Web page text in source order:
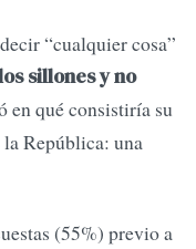
“cualquier cosa”
sillones y no
en qué consistiría su
República: una
(55%) previo a